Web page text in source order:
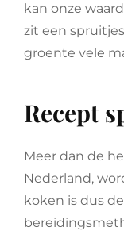
kan onze
zit een
groente vele
Recept
Meer dan de
Nederland,
koken is dus